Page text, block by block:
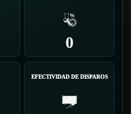
0
EFECTIVIDAD DE DISPAROS